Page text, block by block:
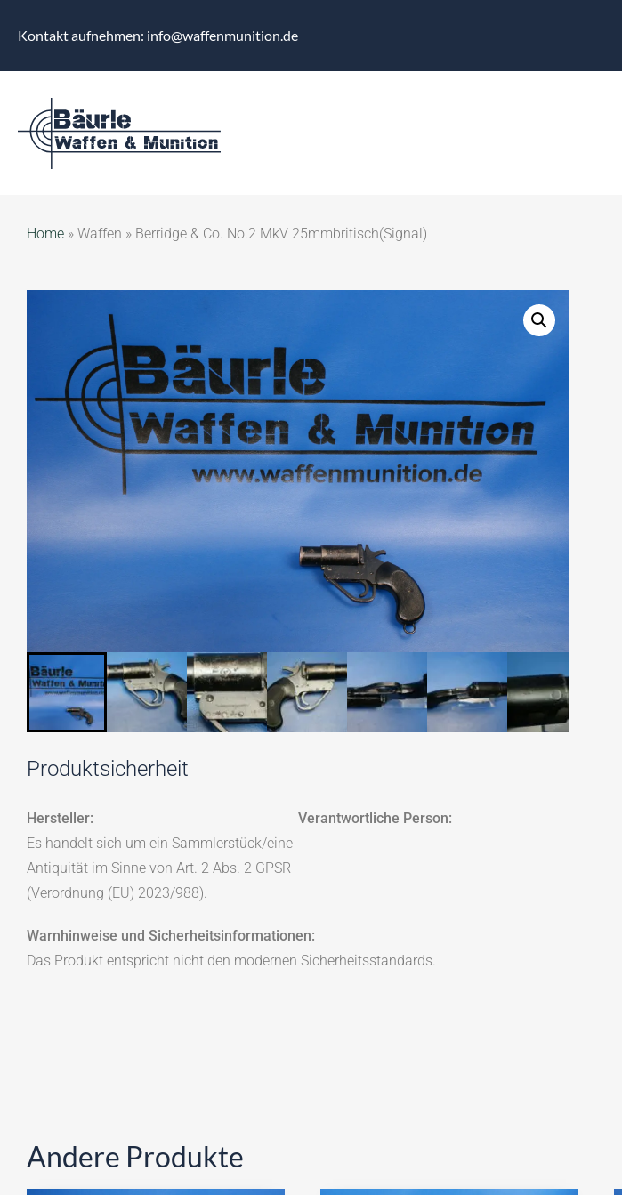
Kontakt aufnehmen: info@waffenmunition.de
Home » Waffen » Berridge & Co. No.2 MkV 25mmbritisch(Signal)
Produktsicherheit
Hersteller:
Es handelt sich um ein Sammlerstück/eine
Antiquität im Sinne von Art. 2 Abs. 2 GPSR
(Verordnung (EU) 2023/988).
Verantwortliche Person:
Warnhinweise und Sicherheitsinformationen:
Das Produkt entspricht nicht den modernen Sicherheitsstandards.
Andere Produkte